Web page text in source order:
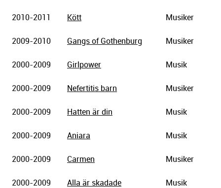
2010-2011 Kött Musiker
2009-2010 Gangs of Gothenburg Musiker
2000-2009 Girlpower Musik
2000-2009 Nefertitis barn Musiker
2000-2009 Hatten är din Musik
2000-2009 Aniara Musik
2000-2009 Carmen Musiker
2000-2009 Alla är skadade Musik